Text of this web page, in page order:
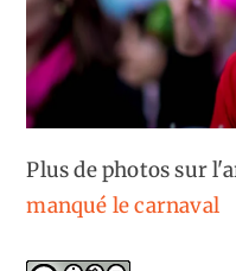
Plus de photos sur
manqué le carnaval